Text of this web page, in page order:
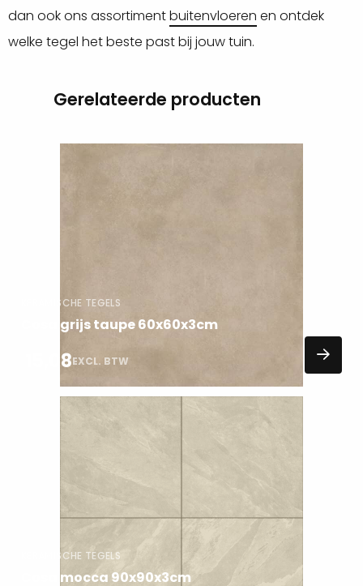
dan ook ons assortimentbuitenvloeren en ontdek
welke tegel het beste past bij jouw tuin.
Gerelateerde producten
KERAMISCHE TEGELS
Cosa grijs taupe 60x60x3cm
15,08EXCL. BTW
KERAMISCHE TEGELS
Cosa mocca 90x90x3cm